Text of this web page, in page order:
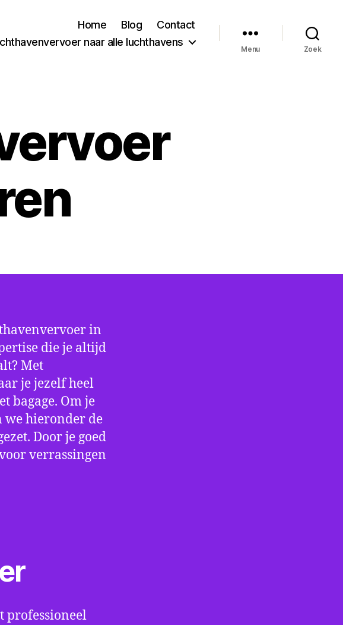
Home Blog
Contact
naar alle luchthavens
Menu Zoek
in
die je altijd
Met
je jezelf heel
bagage. Om je
we hieronder de
Door je goed
verrassingen
professioneel